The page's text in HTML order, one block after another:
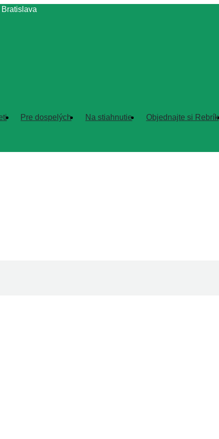
Pre dospelých Na stiahnutie Objednajte si Rebrík